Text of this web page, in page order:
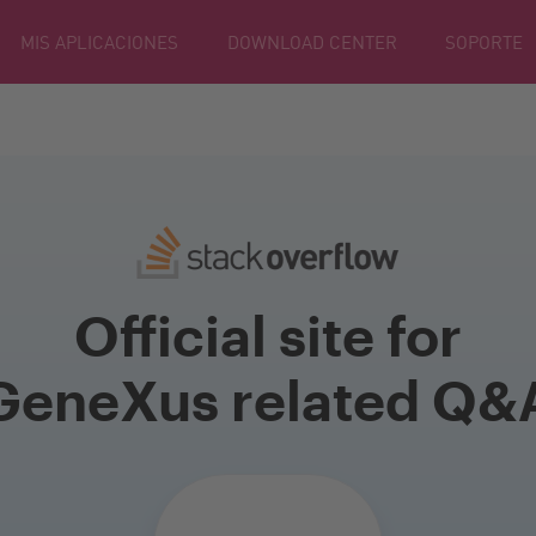
MIS APLICACIONES DOWNLOAD CENTER SOPORTE
Official site for
related